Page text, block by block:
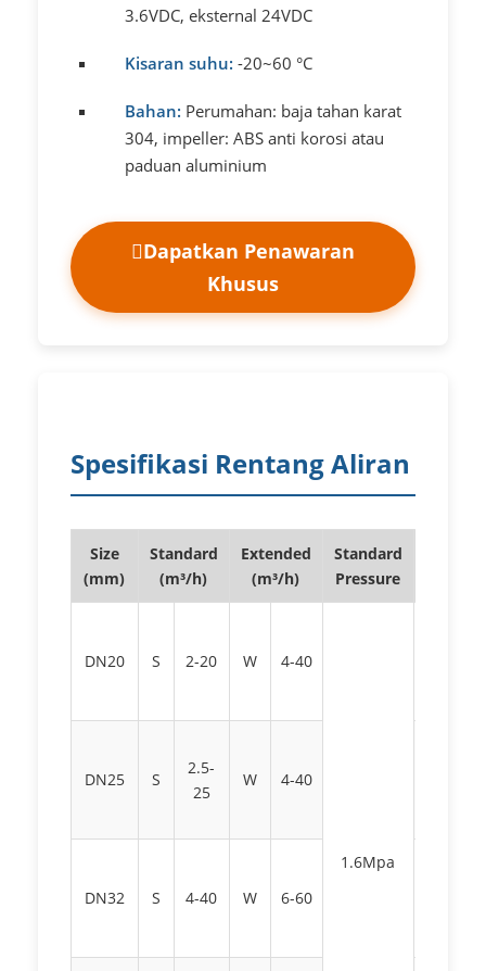
3.6VDC, eksternal 24VDC
Kisaran suhu: -20~60 °C
Bahan: Perumahan: baja tahan karat
304, impeller: ABS anti korosi atau
paduan aluminium
Dapatkan Penawaran
Khusus
Spesifikasi Rentang Aliran
Size
(mm)
Standard
(m³/h)
Extended
(m³/h)
Standard
Pressure
DN20 S 2-20 W 4-40
1.6Mpa
DN25 S
2.5-
25
W 4-40
DN32 S 4-40 W 6-60